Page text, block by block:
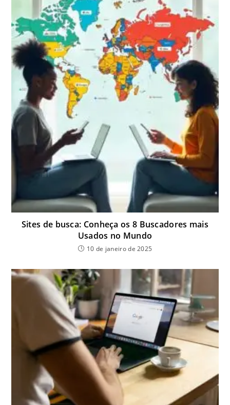
Sites de busca: Conheça os 8 Buscadores mais
Usados no Mundo
10 de janeiro de 2025